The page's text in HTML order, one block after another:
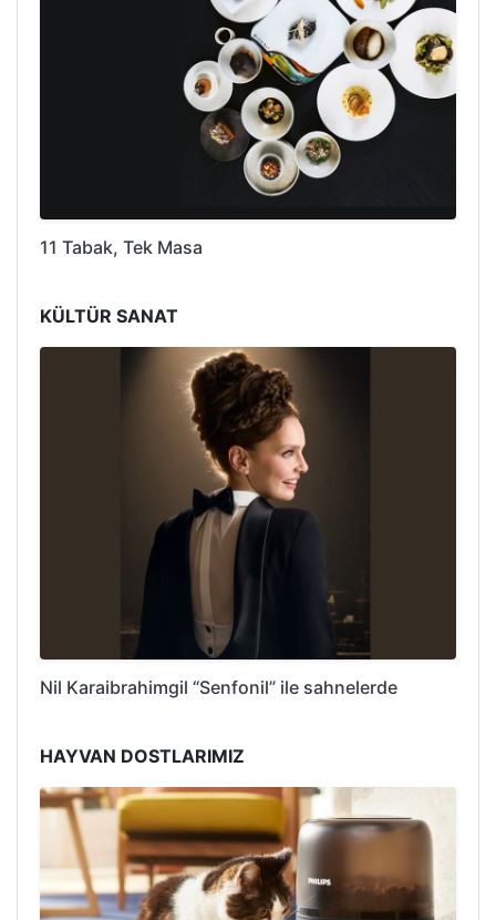
11 Tabak, Tek Masa
KÜLTÜR SANAT
Nil Karaibrahimgil “Senfonil” ile sahnelerde
HAYVAN DOSTLARIMIZ